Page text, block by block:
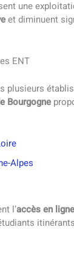
une
et diminuent
ENT
plusieurs
Bourgogne
Alpes
l’accès en ligne